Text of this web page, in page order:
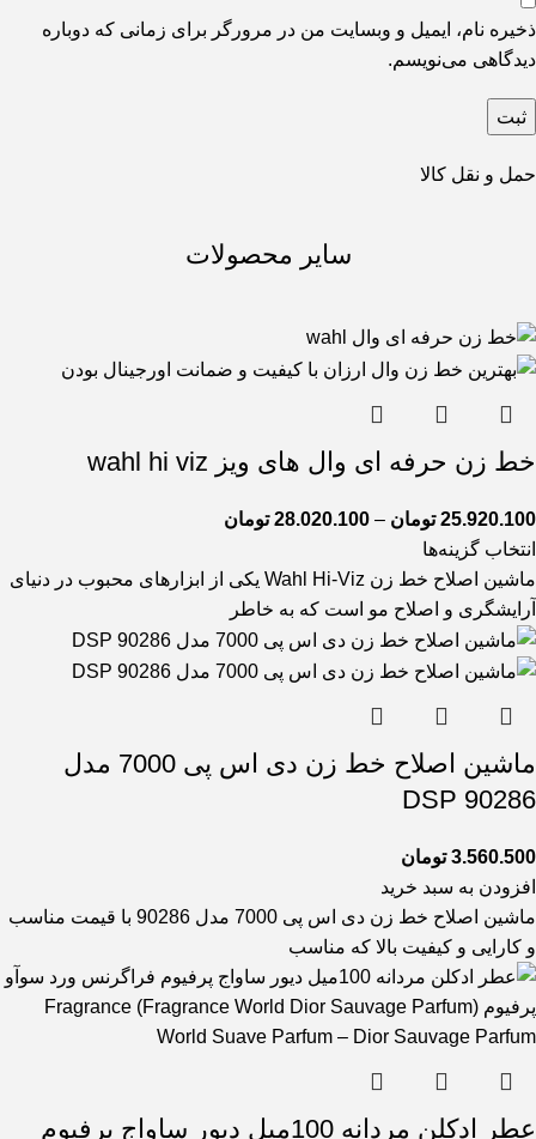
ذخیره نام، ایمیل و وبسایت من در مرورگر برای زمانی که دوباره
دیدگاهی می‌نویسم.
حمل و نقل کالا
سایر محصولات
خط زن حرفه ای وال های ویز wahl hi viz
25.920.100 تومان –
28.020.100 تومان
انتخاب گزینه‌ها
ماشین اصلاح خط زن Wahl Hi-Viz یکی از ابزارهای محبوب در دنیای
آرایشگری و اصلاح مو است که به خاطر
ماشین اصلاح خط زن دی اس پی 7000 مدل
90286 DSP
3.560.500 تومان
افزودن به سبد خرید
ماشین اصلاح خط زن دی اس پی 7000 مدل 90286 با قیمت مناسب
و کارایی و کیفیت بالا که مناسب
عطر ادکلن مردانه 100میل دیور ساواج پرفیوم